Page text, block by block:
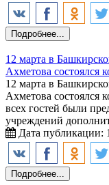
Подробнее...
12 марта в
Ахметова состоялся
12 марта в
Ахметова состоялся
всех гостей были
учреждений
Дата публикации:
Подробнее...